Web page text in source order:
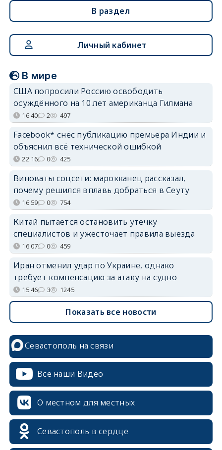
В раздел
Личный кабинет
В мире
США попросили Россию освободить
осуждённого на 10 лет американца Гилмана
16:40 2 497
Facebook* снёс публикацию премьера Индии и
объяснил всё технической ошибкой
22:16 0 425
Виноваты соцсети: марокканец рассказал,
почему решился вплавь добраться в Сеуту
16:59 0 754
Китай пытается остановить утечку
специалистов и ужесточает правила выезда
16:07 0 459
Иран отменил удар по Украине, однако
требует компенсацию за атаку на судно
15:46 3 1245
Показать все новости
Севастополь на связи
Все наши Видео
О местном для местных
Севастополь в сердце